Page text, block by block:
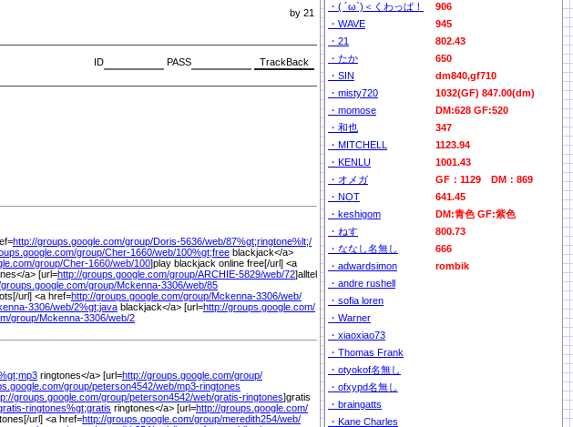
by 21
ID PASS
http://groups.google.com/group/Doris-5636/web/87%gt;ringtone%lt;/
group/Cher-1660/web/100%gt;free blackjack</a>
group/Cher-1660/web/100]play blackjack online free[/url] <a
a> [url=http://groups.google.com/group/ARCHIE-5829/web/72]alltel
group/Mckenna-3306/web/85
url] <a href=http://groups.google.com/group/Mckenna-3306/web/
3306/web/2%gt;java blackjack</a> [url=http://groups.google.com/
group/Mckenna-3306/web/2
gt;mp3 ringtones</a> [url=http://groups.google.com/group/
group/peterson4542/web/mp3-ringtones
groups.google.com/group/peterson4542/web/gratis-ringtones]gratis
ringtones%gt;gratis ringtones</a> [url=http://groups.google.com/
url] <a href=http://groups.google.com/group/meredith254/web/
・( ´ω`)＜くわっぱ！
906
・WAVE
945
・21
802.43
・たか
650
・SIN
dm840,gf710
・misty720
1032(GF) 847.00(dm)
・momose
DM:628 GF:520
・和也
347
・MITCHELL
1123.94
・KENLU
1001.43
・オメガ
GF：1129 DM：869
・NOT
641.45
・keshigom
DM:青色 GF:紫色
・ねす
800.73
・ななし名無し
666
・adwardsimon
rombik
・andre rushell
・sofia loren
・Warner
・xiaoxiao73
・Thomas Frank
・otyokof名無し
・ofxypd名無し
・braingatts
・Kane Charles